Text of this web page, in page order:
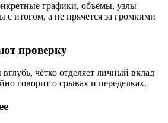
графики, объёмы, узлы
с итогом, а не прячется за громкими
проверку
вглубь, чётко отделяет личный вклад
говорит о срывах и переделках.